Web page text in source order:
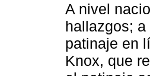
A nivel
hallazgos;
patinaje en
Knox, que